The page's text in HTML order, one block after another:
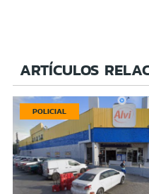
ARTÍCULOS
POLICIAL